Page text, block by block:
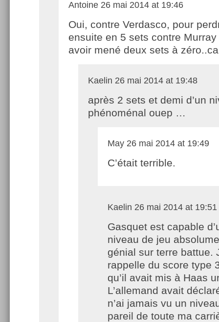
Antoine 26 mai 2014 at 19:46
Oui, contre Verdasco, pour
ensuite en 5 sets contre
avoir mené deux sets à
Kaelin 26 mai 2014 at 19:48
après 2 sets et demi d’un
phénoménal ouep …
May 26 mai 2014 at 19:49
C’était terrible.
Kaelin 26 mai 2014 at 19:51
Gasquet est capable
niveau de jeu
génial sur terre battue.
rappelle du score type
qu’il avait mis à Haas
L’allemand avait
n’ai jamais vu un
pareil de toute ma